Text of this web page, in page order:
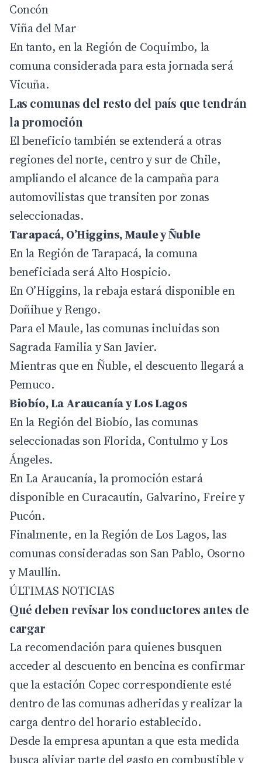
Concón
Viña del Mar
En tanto, en la Región de Coquimbo, la
comuna considerada para esta jornada será
Vicuña.
Las comunas del resto del país que tendrán
la promoción
El beneficio también se extenderá a otras
regiones del norte, centro y sur de Chile,
ampliando el alcance de la campaña para
automovilistas que transiten por zonas
seleccionadas.
Tarapacá, O’Higgins, Maule y Ñuble
En la Región de Tarapacá, la comuna
beneficiada será Alto Hospicio.
En O’Higgins, la rebaja estará disponible en
Doñihue y Rengo.
Para el Maule, las comunas incluidas son
Sagrada Familia y San Javier.
Mientras que en Ñuble, el descuento llegará a
Pemuco.
Biobío, La Araucanía y Los Lagos
En la Región del Biobío, las comunas
seleccionadas son Florida, Contulmo y Los
Ángeles.
En La Araucanía, la promoción estará
disponible en Curacautín, Galvarino, Freire y
Pucón.
Finalmente, en la Región de Los Lagos, las
comunas consideradas son San Pablo, Osorno
y Maullín.
ÚLTIMAS NOTICIAS
Qué deben revisar los conductores antes de
cargar
La recomendación para quienes busquen
acceder al descuento en bencina es confirmar
que la estación Copec correspondiente esté
dentro de las comunas adheridas y realizar la
carga dentro del horario establecido.
Desde la empresa apuntan a que esta medida
busca aliviar parte del gasto en combustible y